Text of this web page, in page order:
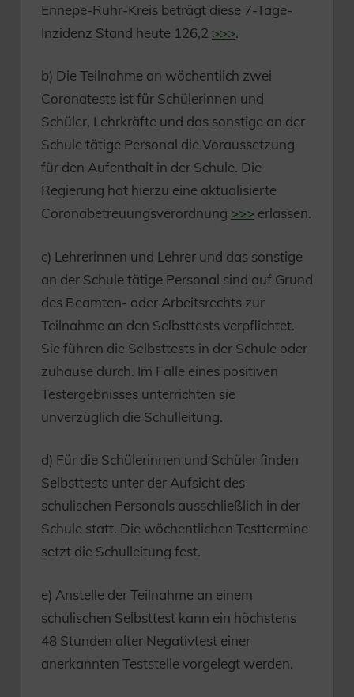
Ennepe-Ruhr-Kreis beträgt diese 7-Tage-
Inzidenz Stand heute 126,2 >>>.
b) Die Teilnahme an wöchentlich zwei
Coronatests ist für Schülerinnen und
Schüler, Lehrkräfte und das sonstige an der
Schule tätige Personal die Voraussetzung
für den Aufenthalt in der Schule. Die
Regierung hat hierzu eine aktualisierte
Coronabetreuungsverordnung >>> erlassen.
c) Lehrerinnen und Lehrer und das sonstige
an der Schule tätige Personal sind auf Grund
des Beamten- oder Arbeitsrechts zur
Teilnahme an den Selbsttests verpflichtet.
Sie führen die Selbsttests in der Schule oder
zuhause durch. Im Falle eines positiven
Testergebnisses unterrichten sie
unverzüglich die Schulleitung.
d) Für die Schülerinnen und Schüler finden
Selbsttests unter der Aufsicht des
schulischen Personals ausschließlich in der
Schule statt. Die wöchentlichen Testtermine
setzt die Schulleitung fest.
e) Anstelle der Teilnahme an einem
schulischen Selbsttest kann ein höchstens
48 Stunden alter Negativtest einer
anerkannten Teststelle vorgelegt werden.